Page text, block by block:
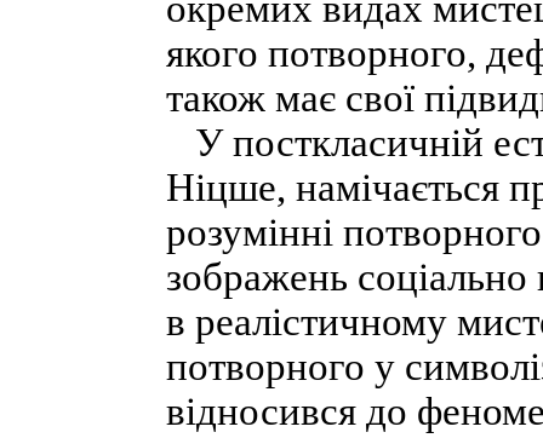
якого потворного,
також має свої
У посткласичній
Ніцше, намічається
розумінні
зображень
в реалістичному
потворного у
відносився до